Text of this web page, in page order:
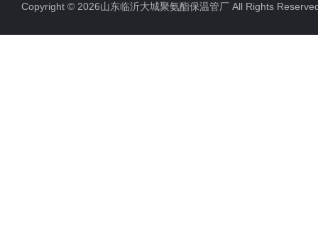
Copyright © 2026山东临沂大城聚氨酯保温管厂 All Rights